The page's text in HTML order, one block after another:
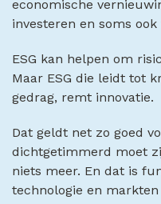
economische
investeren en soms ook
ESG kan helpen om
Maar ESG die leidt tot
gedrag, remt innovatie.
Dat geldt net zo goed
dichtgetimmerd moet
niets meer. En dat is
technologie en